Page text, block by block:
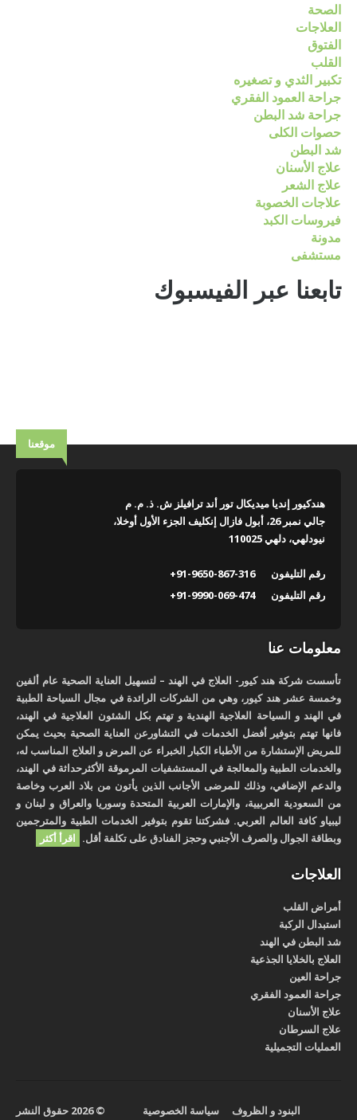
الصحة
العلاجات
الفتوق
القلب
تكبير الثدي و تصغيره
جراحة العمود الفقري
جراحة شد البطن
حصوات الكلى
شد البطن
علاج الأسنان
علاج الشعر
علاجات الخصوبة
فيروسات الكبد
مدونة
مستشفى
تابعنا عبر الفيسبوك
موقعنا
هندكيور إنديا ميديكال تور أند ترافيلز ش. ذ. م. م
جالي نمبر 26، أبول فازال إنكليف الجزء الأول أوخلا،
نيودلهي، دلهي 110025
+91-9650-867-316
رقم التليفون
+91-9990-069-474
رقم التليفون
معلومات عنا
تأسست شركة هند كيور- العلاج في الهند – لتسهيل العناية الصحية عام ألفين
وخمسة عشر هند كيور، وهي من الشركات الرائدة في مجال السياحة الطبية
في الهند و السياحة العلاجية الهندية و تهتم بكل الشئون العلاجية في الهند،
فانها تهتم بتوفير أفضل الخدمات في التشاورعن العناية الصحية بحيث يمكن
للمريض الإستشارة من الأطباء الكبار الخبراء عن المرض و العلاج المناسب له،
والخدمات الطبية والمعالجة في المستشفيات المرموقة الأكثرحداثة في الهند،
والدعم الإضافي، وذلك للمرضى الأجانب الذين يأتون من بلاد العرب وخاصة
من السعودية العربيية، والإمارات العربية المتحدة وسوريا والعراق و لبنان و
ليبياو كافة العالم العربي. فشركتنا تقوم بتوفير الخدمات الطبية والمترجمين
وبطاقة الجوال والصرف الأجنبي وحجز الفنادق على تكلفة أقل. اقرأ أكثر
العلاجات
أمراض القلب
استبدال الركبة
شد البطن في الهند
العلاج بالخلايا الجذعية
جراحة العين
جراحة العمود الفقري
علاج الأسنان
علاج السرطان
العمليات التجميلية
© 2026 حقوق النشر سياسة الخصوصية البنود و الظروف